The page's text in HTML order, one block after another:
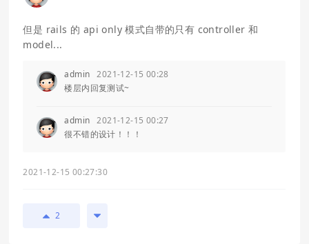
但是 rails 的 api only 模式自带的只有 controller 和
model...
admin
2021-12-15 00:28
楼层内回复测试~
admin
2021-12-15 00:27
很不错的设计！！！
2021-12-15 00:27:30
2